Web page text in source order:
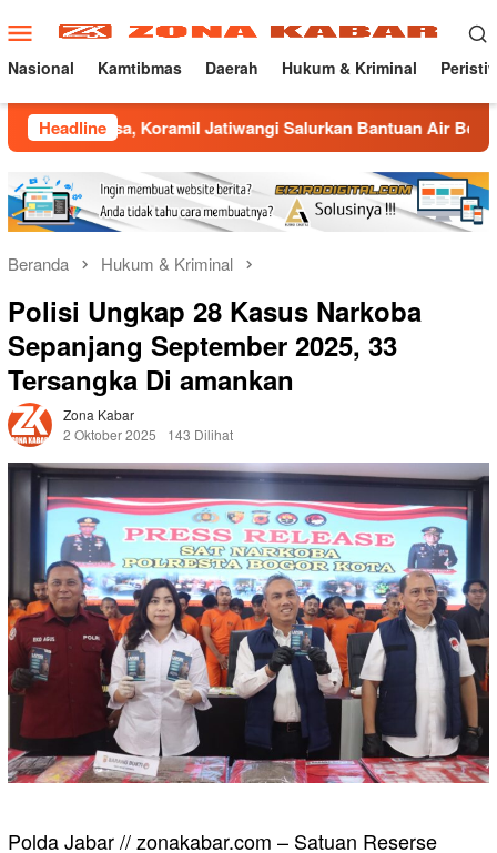
ke
konten
Menu
Mobile
Nasional Kamtibmas Daerah Hukum & Kriminal
Headline
Koramil Jatiwangi Salurkan Bantuan Air Bersih untuk Warga
Beranda Hukum & Kriminal
Polisi Ungkap 28 Kasus Narkoba
Sepanjang September 2025, 33
Tersangka Di amankan
Zona Kabar
2 Oktober 2025
143 Dilihat
Polda Jabar // zonakabar.com – Satuan Reserse